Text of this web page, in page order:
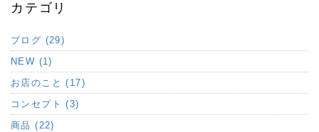
カテゴリ
ブログ (29)
NEW (1)
お店のこと (17)
コンセプト (3)
商品 (22)